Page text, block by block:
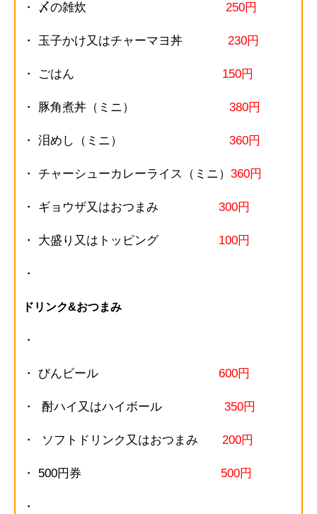
・ 〆の雑炊 250円
・ 玉子かけ又はチャーマヨ丼 230円
・ ごはん 150円
・ 豚角煮丼（ミニ） 380円
・ 泪めし（ミニ） 360円
・ チャーシューカレーライス（ミニ） 360円
・ ギョウザ又はおつまみ 300円
・ 大盛り又はトッピング 100円
・
ドリンク&おつまみ
・
・ びんビール 600円
・ 酎ハイ又はハイボール 350円
・ ソフトドリンク又はおつまみ 200円
・ 500円券 500円
・